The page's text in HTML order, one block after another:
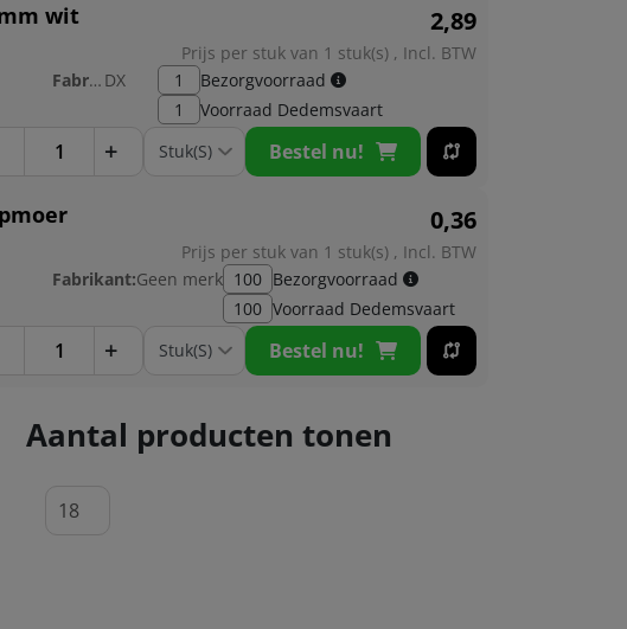
wit
2,89
Prijs per stuk van 1 stuk(s) , Incl. BTW
Fabrikant: DX
1
Bezorgvoorraad
1
Voorraad Dedemsvaart
+ Bestel nu!
0,36
Prijs per stuk van 1 stuk(s) , Incl. BTW
Fabrikant:Geen merk 100 Bezorgvoorraad
100 Voorraad Dedemsvaart
+ Bestel nu!
Aantal producten tonen